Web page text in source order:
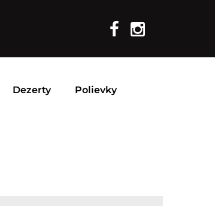
Dezerty Polievky